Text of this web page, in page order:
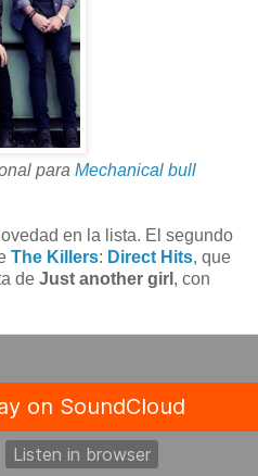
para Mechanical bull
en la lista. El segundo
The Killers: Direct Hits, que
de Just another girl , con